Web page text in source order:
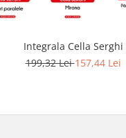
Integrala Cella Serghi
199,32 Lei157,44 Lei